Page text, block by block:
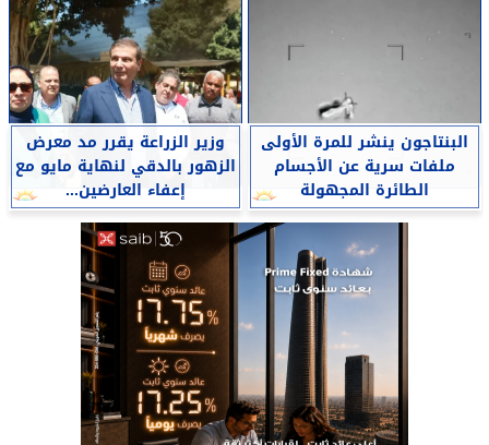
البنتاجون ينشر للمرة الأولى
ملفات سرية عن الأجسام
الطائرة المجهولة
وزير الزراعة يقرر مد معرض
الزهور بالدقي لنهاية مايو مع
إعفاء العارضين...